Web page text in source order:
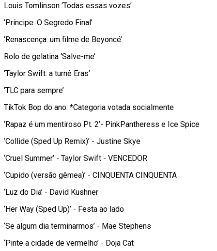
Louis Tomlinson ‘Todas essas vozes’
‘Príncipe: O Segredo Final’
‘Renascença: um filme de Beyoncé’
Rolo de gelatina ‘Salve-me’
‘Taylor Swift: a turnê Eras’
‘TLC para sempre’
TikTok Bop do ano: *Categoria votada socialmente
‘Rapaz é um mentiroso Pt. 2’- PinkPantheress e Ice Spice
‘Collide (Sped Up Remix)’ - Justine Skye
‘Cruel Summer’ - Taylor Swift - VENCEDOR
‘Cupido (versão gêmea)’ - CINQUENTA CINQUENTA
‘Luz do Dia’ - David Kushner
‘Her Way (Sped Up)’ - Festa ao lado
‘Se algum dia terminarmos’ - Mae Stephens
‘Pinte a cidade de vermelho’ - Doja Cat